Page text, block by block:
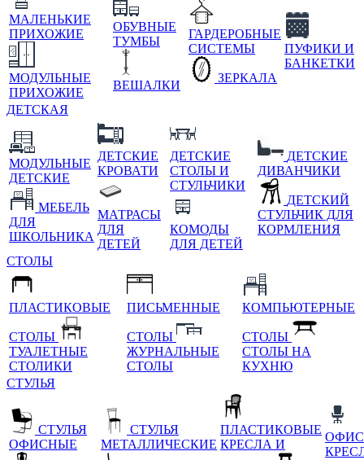
МАЛЕНЬКИЕ
ПРИХОЖИЕ
МОДУЛЬНЫЕ
ПРИХОЖИЕ
ОБУВНЫЕ
ТУМБЫ
ВЕШАЛКИ
ГАРДЕРОБНЫЕ
СИСТЕМЫ
ЗЕРКАЛА
ПУФИКИ И
БАНКЕТКИ
ДЕТСКАЯ
МОДУЛЬНЫЕ
ДЕТСКИЕ
МЕБЕЛЬ
ДЛЯ
ШКОЛЬНИКА
ДЕТСКИЕ
КРОВАТИ
МАТРАСЫ
ДЛЯ
ДЕТЕЙ
ДЕТСКИЕ
СТОЛЫ И
СТУЛЬЧИКИ
КОМОДЫ
ДЛЯ ДЕТЕЙ
ДЕТСКИЕ
ДИВАНЧИКИ
ДЕТСКИЙ
СТУЛЬЧИК ДЛЯ
КОРМЛЕНИЯ
СТОЛЫ
ПЛАСТИКОВЫЕ
СТОЛЫ
ТУАЛЕТНЫЕ
СТОЛИКИ
ПИСЬМЕННЫЕ
СТОЛЫ
ЖУРНАЛЬНЫЕ
СТОЛЫ
КОМПЬЮТЕРНЫЕ
СТОЛЫ
СТОЛЫ НА
КУХНЮ
СТУЛЬЯ
СТУЛЬЯ
ОФИСНЫЕ
СТУЛЬЯ
МЕТАЛЛИЧЕСКИЕ
ПЛАСТИКОВЫЕ
КРЕСЛА И